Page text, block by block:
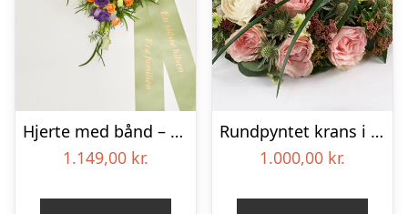
Hjerte med bånd – Floristens kreative valg
1.149,00 kr.
Rundpyntet krans i lyse farver – Blomster til begravelse
1.000,00 kr.